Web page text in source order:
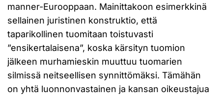
manner-Eurooppaan. Mainittakoon esimerkkinä
sellainen juristinen konstruktio, että
taparikollinen tuomitaan toistuvasti
”ensikertalaisena”, koska kärsityn tuomion
jälkeen murhamieskin muuttuu tuomarien
silmissä neitseellisen synnittömäksi. Tämähän
on yhtä luonnonvastainen ja kansan oikeustajua